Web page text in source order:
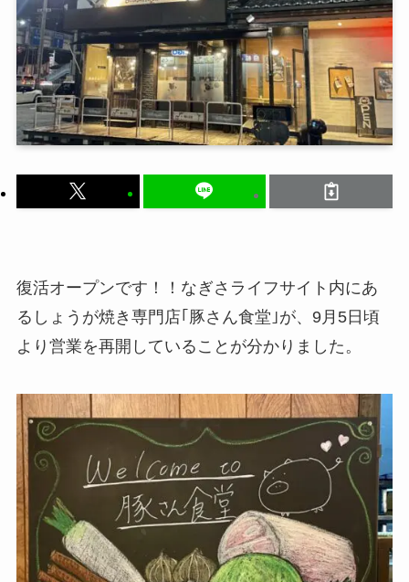
復活オープンです！！なぎさライフサイト内にあ
るしょうが焼き専門店｢豚さん食堂｣が、9月5日頃
より営業を再開していることが分かりました。